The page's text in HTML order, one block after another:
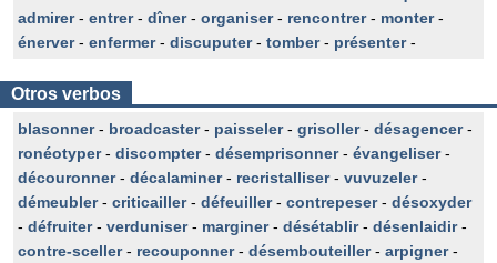
admirer- entrer- dîner- organiser- rencontrer- monter-
énerver- enfermer- discuputer- tomber- présenter-
Otros verbos
blasonner- broadcaster- paisseler- grisoller- désagencer-
ronéotyper- discompter- désemprisonner- évangeliser-
découronner- décalaminer- recristalliser- vuvuzeler-
démeubler- criticailler- défeuiller- contrepeser- désoxyder
- défruiter- verduniser- marginer- désétablir- désenlaidir-
contre-sceller- recouponner- désembouteiller- arpigner-